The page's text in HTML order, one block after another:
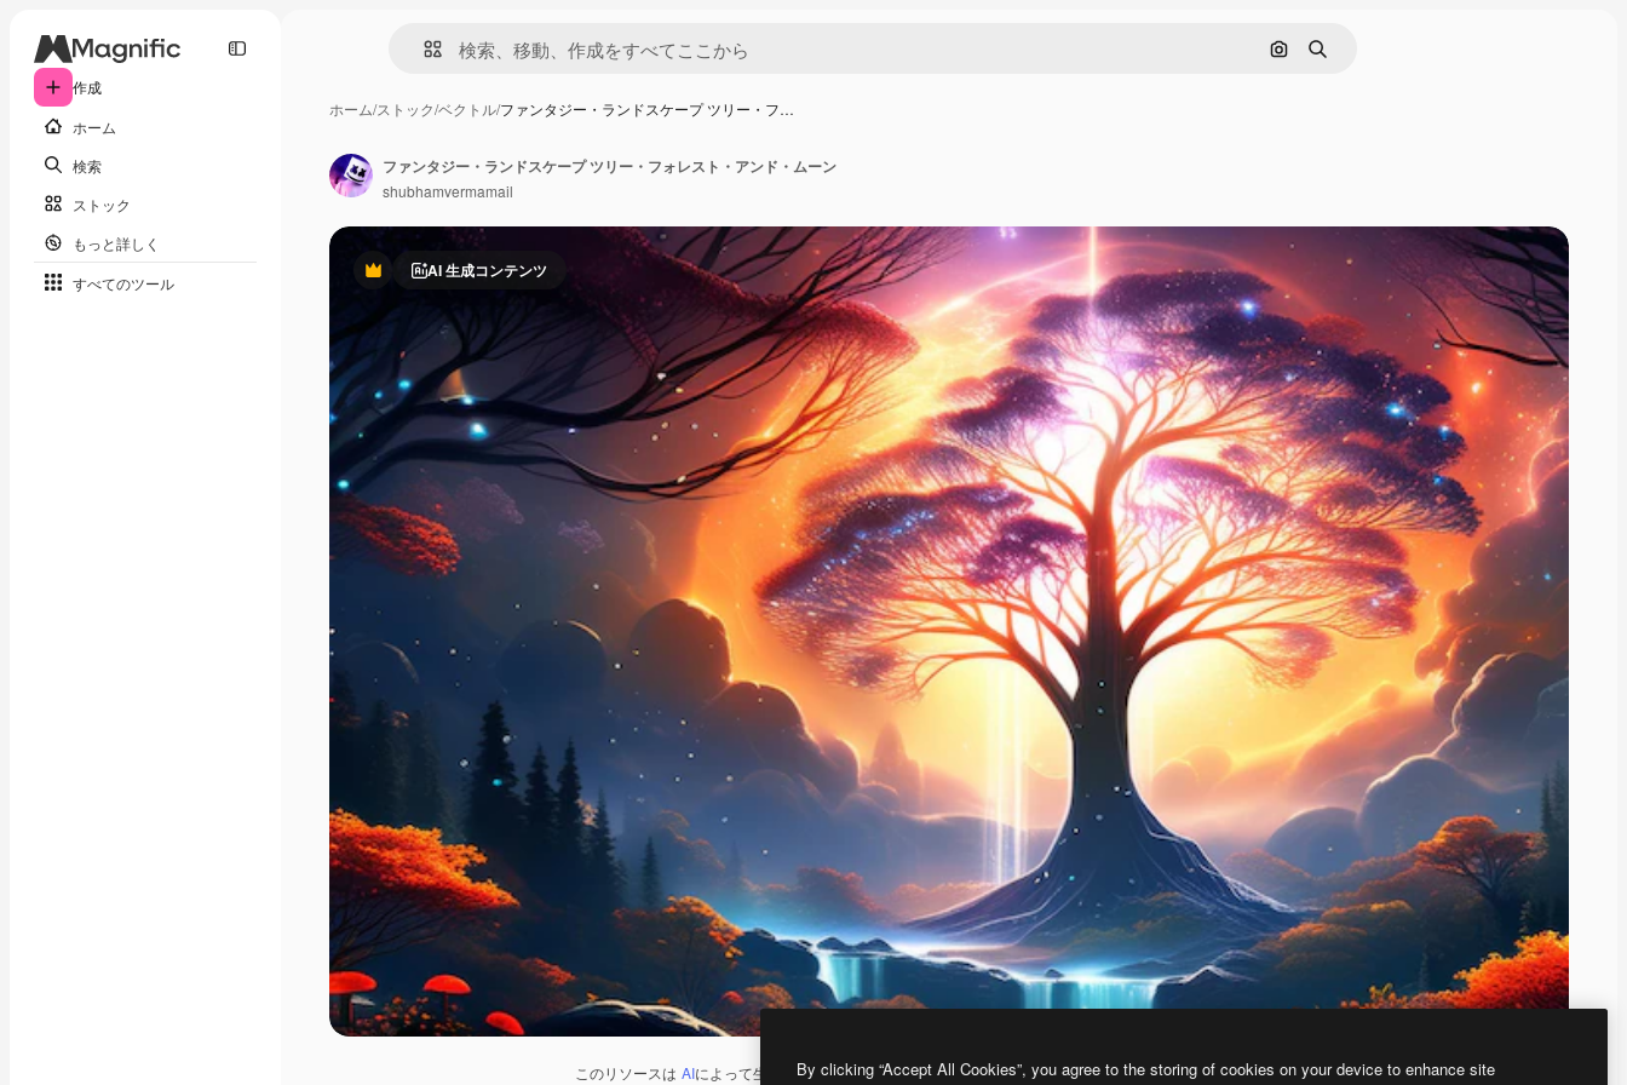
作成
ホーム
検索
ストック
もっと詳しく
すべてのツール
画像で検索
検索
ホーム/ストック/ベクトル/ファンタジー・ランドスケープ ツリー・フ…
PremiumAI 生成コンテンツ
このリソースは AIによって生成されたものです。 AI画像生成ツールを使うと、あなた独自の画像を作成できます。
ファンタジー・ランドスケープ ツリー・フォレスト・アンド・ムーン
shubhamvermamail
By clicking “Accept All Cookies”, you agree to the storing of cookies on your device to enhance site